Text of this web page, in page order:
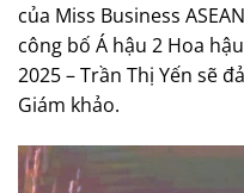
của Miss Business
công bố Á hậu 2 Hoa
2025 – Trần Thị Yến sẽ
Giám khảo.